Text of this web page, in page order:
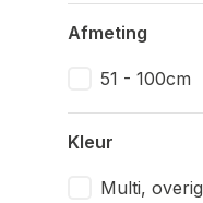
Afmeting
51 - 100cm
Kleur
Multi, overig